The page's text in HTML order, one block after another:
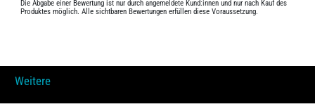
Die Abgabe einer Bewertung ist nur durch angemeldete Kund:innen und nur nach Kauf des
Produktes möglich. Alle sichtbaren Bewertungen erfüllen diese Voraussetzung.
Weitere